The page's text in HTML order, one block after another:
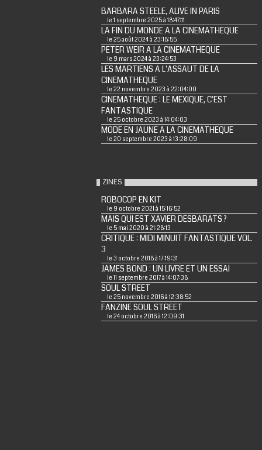
BARBARA STEELE, ALIVE IN PARIS
le 1 septembre 2025 à 18:47:11
LA FIN DU MONDE A LA CINEMATHEQUE
le 25 août 2024 à 23:18:55
PETER WEIR A LA CINEMATHEQUE
le 9 mars 2024 à 23:24:53
LES MARTIENS A L'ASSAUT DE LA
CINEMATHEQUE
le 22 novembre 2023 à 22:04:00
CINEMATHEQUE : LE MEXIQUE, C'EST
FANTASTIQUE
le 25 octobre 2023 à 14:04:03
MODE EN JAUNE A LA CINEMATHEQUE
le 20 septembre 2023 à 13:28:09
ZINES
ROBOCOP EN KIT
le 9 octobre 2021 à 15:16:52
MAIS QUI EST XAVIER DESBARATS ?
le 5 mai 2020 à 21:28:13
CRITIQUE : MIDI MINUIT FANTASTIQUE VOL.
3
le 3 octobre 2018 à 17:19:31
JAMES BOND : UN LIVRE ET UN ESSAI
le 11 septembre 2017 à 14:07:38
SOUL STREET
le 25 novembre 2016 à 12:38:52
FANZINE SOUL STREET
le 24 octobre 2016 à 12:09:31